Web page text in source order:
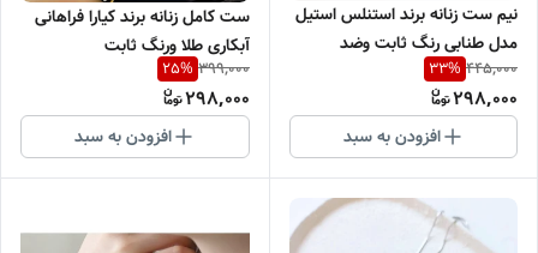
نیم ست زنانه برند استنلس استیل
مدل طنابی رنگ ثابت وضد
حساسیت با قیمت مناسب
445,000
33%
298,000
افزودن به سبد
ست کامل زنانه برند کیارا فراهانی
آبکاری طلا ورنگ ثابت
،ضدحساسیت با قیمت مناسب
399,000
25%
298,000
افزودن به سبد